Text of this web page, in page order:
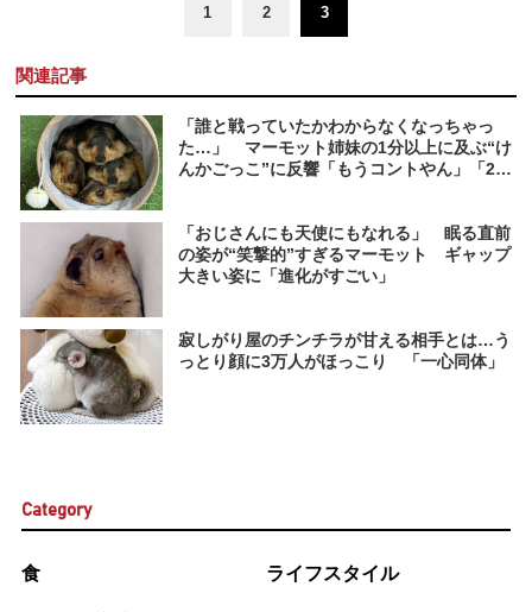
1 2 3
関連記事
「誰と戦っていたかわからなくなっちゃっ
た…」 マーモット姉妹の1分以上に及ぶ“け
んかごっこ”に反響「もうコントやん」「20
「おじさんにも天使にもなれる」 眠る直前
の姿が“笑撃的”すぎるマーモット ギャップ
大きい姿に「進化がすごい」
寂しがり屋のチンチラが甘える相手とは…う
っとり顔に3万人がほっこり 「一心同体」
Category
食 ライフスタイル